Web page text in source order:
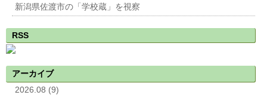
新潟県佐渡市の「学校蔵」を視察
RSS
アーカイブ
2026.08 (9)